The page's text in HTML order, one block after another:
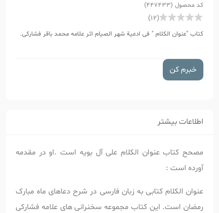
کد محصول (447433)
(12)
کتاب "عنوان الکلام " فی ادعیة شهر الصیام اثر علامه محمد باقر فشارکی.
خبرم کن
اطلاعات بیشتر
مصحح کتاب عنوان الکلام علی آل بویه است .او در مقدمه
آورده است :
عنوان الکلام کتابی به زبان فارسی در شرح دعاهای ماه مبارک
رمضان است. این کتاب مجموعه سخنرانی های علامه فشارکی